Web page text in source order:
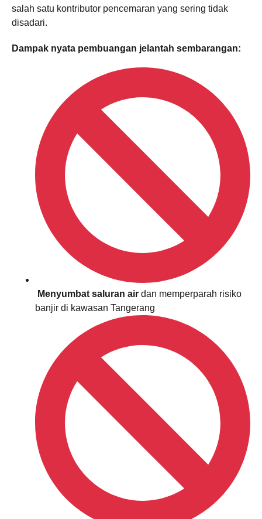
salah satu kontributor pencemaran yang sering tidak
disadari.
Dampak nyata pembuangan jelantah sembarangan:
Menyumbat saluran air dan memperparah risiko
banjir di kawasan Tangerang